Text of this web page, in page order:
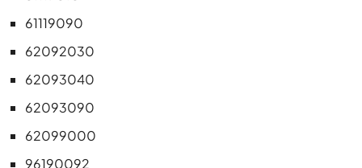
61119090
62092030
62093040
62093090
62099000
96190092